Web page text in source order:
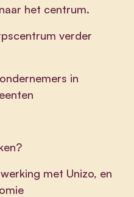
het centrum.
verder
in
met Unizo, en